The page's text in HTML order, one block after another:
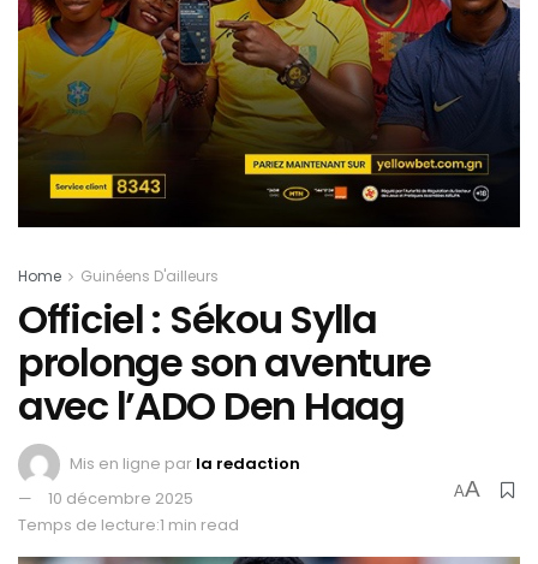
Home Guinéens D'ailleurs
Officiel : Sékou Sylla
prolonge son aventure
avec l’ADO Den Haag
Mis en ligne par la redaction
10 décembre 2025
Temps de lecture:1 min read
AA